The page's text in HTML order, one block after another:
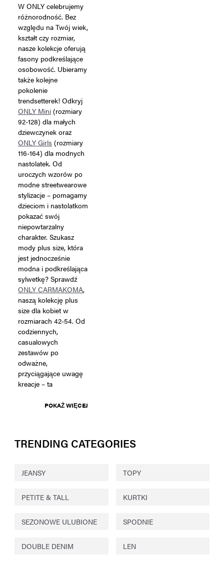
W ONLY celebrujemy
różnorodność. Bez
względu na Twój wiek,
kształt czy rozmiar,
nasze kolekcje oferują
fasony podkreślające
osobowość. Ubieramy
także kolejne
pokolenie
trendsetterek! Odkryj
ONLY Mini (rozmiary
92-128) dla małych
dziewczynek oraz
ONLY Girls (rozmiary
116-164) dla modnych
nastolatek. Od
uroczych wzorów po
modne streetwearowe
stylizacje – pomagamy
dzieciom i nastolatkom
pokazać swój
niepowtarzalny
charakter. Szukasz
mody plus size, która
jest jednocześnie
modna i podkreślająca
sylwetkę? Sprawdź
ONLY CARMAKOMA,
naszą kolekcję plus
size dla kobiet w
rozmiarach 42-54. Od
codziennych,
casualowych
zestawów po
odważne,
przyciągające uwagę
kreacje – ta
POKAŻ WIĘCEJ
TRENDING CATEGORIES
JEANSY TOPY
PETITE & TALL KURTKI
SEZONOWE ULUBIONE SPODNIE
DOUBLE DENIM LEN